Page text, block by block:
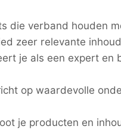
die verband houden
zeer relevante
je als een expert
op waardevolle
je producten en